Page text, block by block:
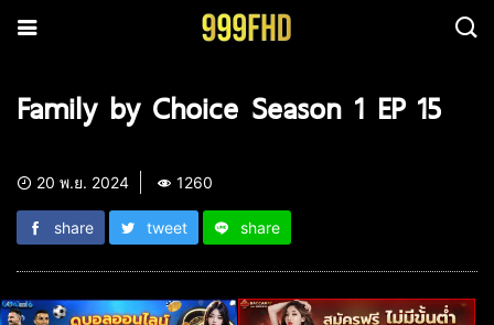
Family by Choice Season 1 EP 15
20 พ.ย. 2024 1260
share tweet share